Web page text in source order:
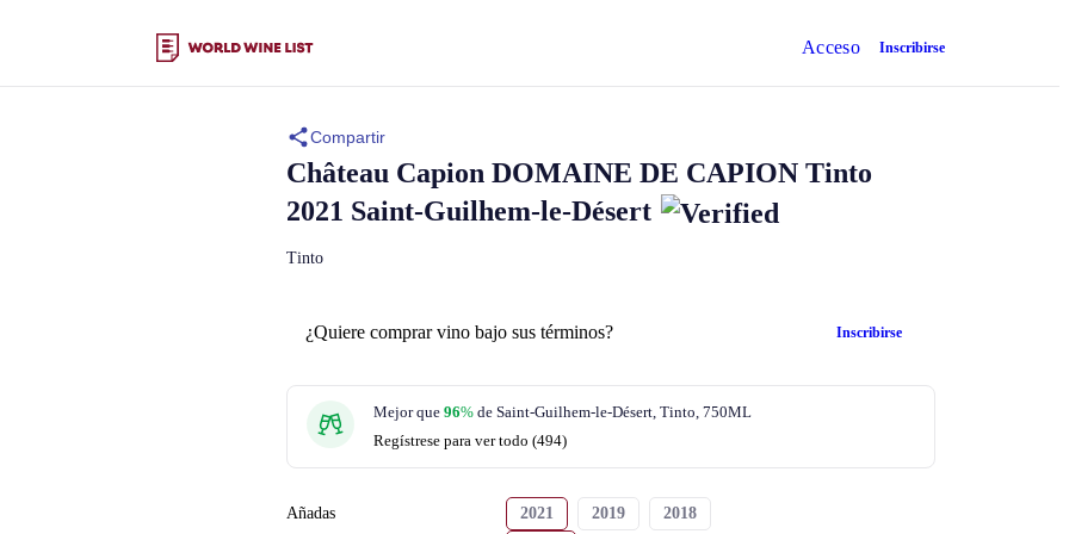
Acceso Inscribirse
¿Quiere comprar vino bajo sus términos? Inscribirse
Mejor que 96% de Saint-Guilhem-le-Désert, Tinto, 750ML
Regístrese para ver todo (494)
Añadas 2021 2019 2018
Compartir
Château Capion DOMAINE DE CAPION Tinto
2021 Saint-Guilhem-le-Désert
Tinto